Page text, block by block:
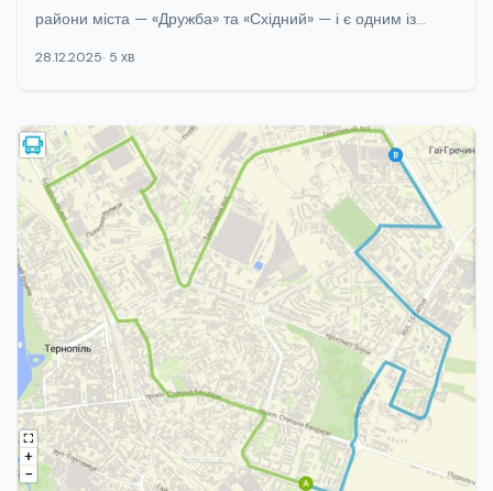
райони міста — «Дружба» та «Східний» — і є одним із...
28.12.2025 5 хв